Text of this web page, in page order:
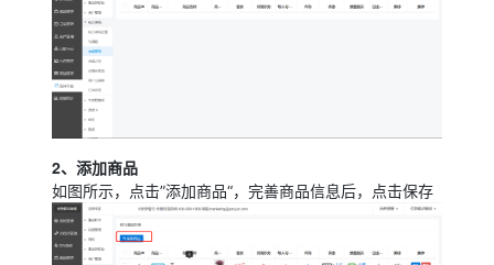
2、添加商品
如图所示，点击”添加商品“，完善商品信息后，点击保存